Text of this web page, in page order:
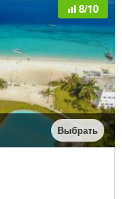
8/10
Выбрать